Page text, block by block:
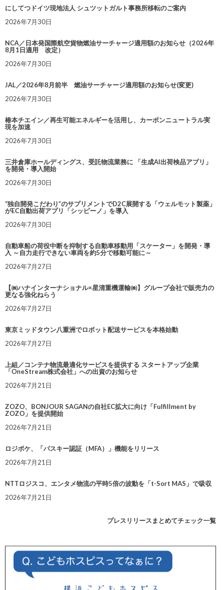
にしてつドイツ現地法人 シュツットガルト事務所移転のご案内
2026年7月30日
NCA／日本発国際航空貨物燃油サーチャージ適用額のお知らせ（2026年
8月1日適用 改定）
2026年7月30日
JAL／2026年8月前半 燃油サーチャージ適用額のお知らせ(変更)
2026年7月30日
椿本チエイン／再生可能エネルギーを活用し、カーボンニュートラル実
現を加速
2026年7月30日
三井倉庫ホールディングス、受託物流業務に 「生成AI出荷検品アプリ」
を開発・導入開始
2026年7月30日
“独自開発こだわり”のサプリメントでD2C展開する「ウェルモット製薬」
がEC自動出荷アプリ「シッピーノ」を導入
2026年7月30日
自動車船の荷役中断を抑制する自動車移動用「スケーター」を開発・導
入 ～自力走行できない車両を約5分で移動可能に～
2026年7月27日
【㈱ハナインターナショナル×星清重機運輸㈱】グループ会社で販売力の
更なる強化ねらう
2026年7月27日
東京ミッドタウン八重洲でロボット配送サービスを本格始動
2026年7月27日
上組／コンテナ物流最適化サービスを提供する スタートアップ企業
「OneStream株式会社」への出資のお知らせ
2026年7月21日
ZOZO、BONJOUR SAGANの自社EC拡大に向け「Fulfillment by
ZOZO」を提供開始
2026年7月21日
ロジポケ、「パスキー認証（MFA）」機能をリリース
2026年7月21日
NTTロジスコ、エンタメ物流の平時5倍の波動を「t-Sort MAS」で吸収
2026年7月21日
プレスリリースまとめてチェック一覧